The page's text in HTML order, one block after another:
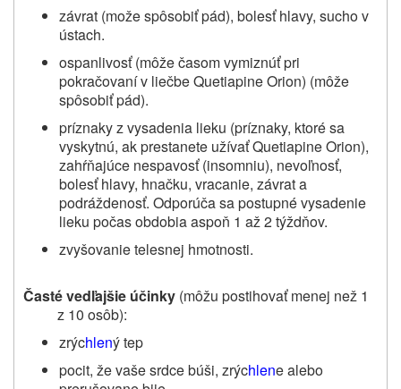
závrat (može spôsobiť pád), bolesť hlavy, sucho v
ústach.
ospanlivosť (môže časom vymiznúť pri
pokračovaní v liečbeQuetiapine Orion) (môže
spôsobiť pád).
príznaky z vysadenia lieku (príznaky, ktoré sa
vyskytnú, ak prestanete užívaťQuetiapine Orion),
zahŕňajúce nespavosť (insomniu), nevoľnosť,
bolesť hlavy, hnačku, vracanie, závrat a
podráždenosť. Odporúča sa postupné vysadenie
lieku počas obdobia aspoň 1 až 2 týždňov.
zvyšovanie telesnej hmotnosti.
Časté vedľajšie účinky (môžu postihovať menej než 1
z 10 osôb):
zrýchlený tep
pocit, že vaše srdce búši, zrýchlene alebo